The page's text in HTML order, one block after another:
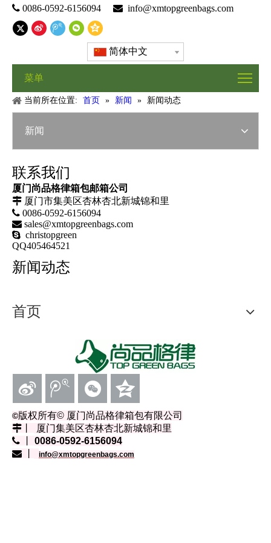
 0086-0592-6156094  info@xmtopgreenbags.com
简体中文
菜单
当前所在位置: 首页 » 新闻 » 新闻动态
新闻
联系我们
厦门尚品格律箱包邮箱公司
 厦门市集美区杏林杏北新城锦和里
 0086-0592-6156094
 sales@xmtopgreenbags.com
 christopgreen
QQ405464521
新闻动态
首页
©版权所有© 厦门尚品格律箱包有限公司
丨 厦门集美区杏林杏北新城锦和里
 丨 0086-0592-6156094
 丨 info@xmtopgreenbags.com